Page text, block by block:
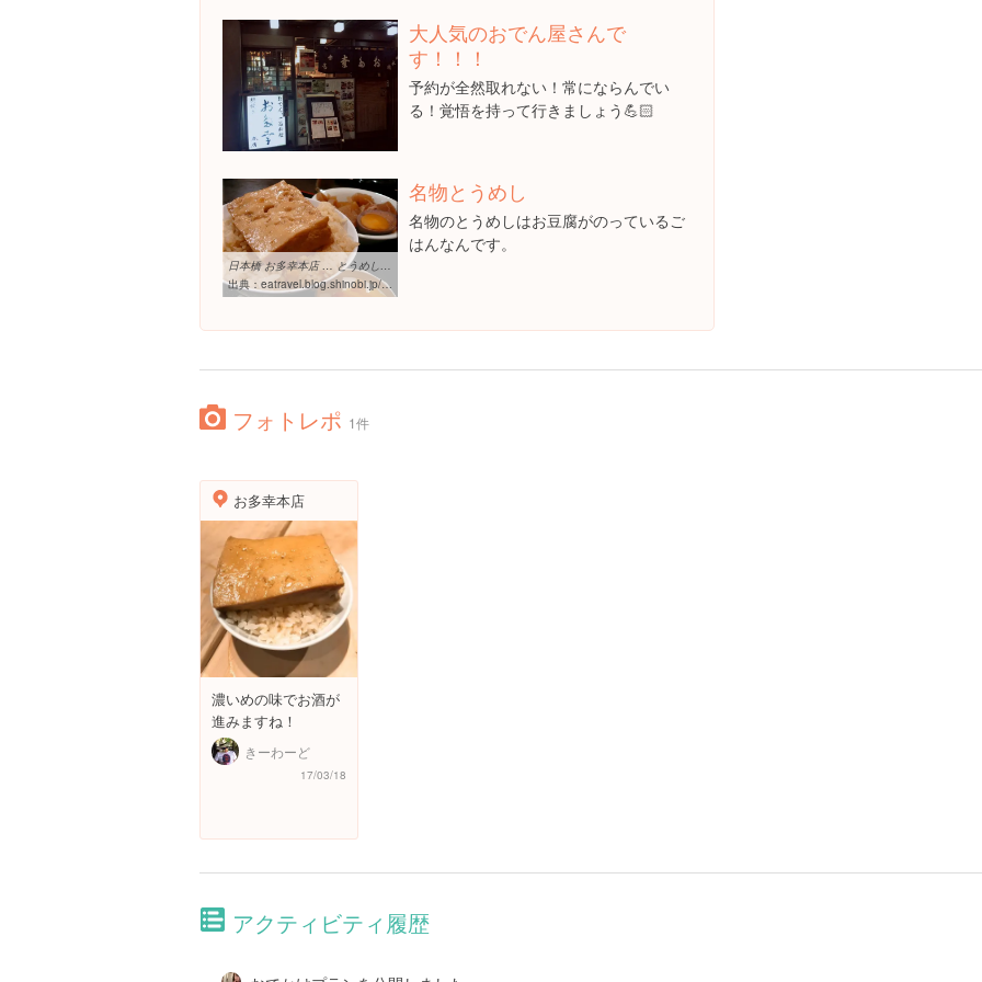
大人気のおでん屋さんで
す！！！
予約が全然取れない！常にならんでい
る！覚悟を持って行きましょう💪🏻
日本橋 お多幸本店 … とうめし定食 ｜ 食べ過ぎ注意報発令中！
出典： eatravel.blog.shinobi.jp/Entry/181
名物とうめし
名物のとうめしはお豆腐がのっているご
はんなんです。
フォトレポ 1件
お多幸本店
濃いめの味でお酒が
進みますね！
きーわーど
17/03/18
アクティビティ履歴